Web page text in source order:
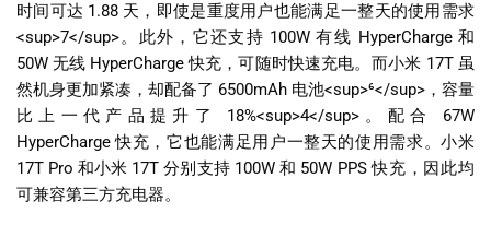
时间可达 1.88 天，即使是重度用户也能满足一整天的使用需求
<sup>7</sup>。此外，它还支持 100W 有线 HyperCharge 和
50W 无线 HyperCharge快充，可随时快速充电。而小米 17T 虽
然机身更加紧凑，却配备了 6500mAh 电池<sup>⁶</sup> ，容量
比上一代产品提升了
18%<sup>4</sup> 。配合
67W
HyperCharge快充，它也能满足用户一整天的使用需求。小米
17T Pro 和小米 17T 分别支持 100W 和 50W PPS快充，因此均
可兼容第三方充电器。